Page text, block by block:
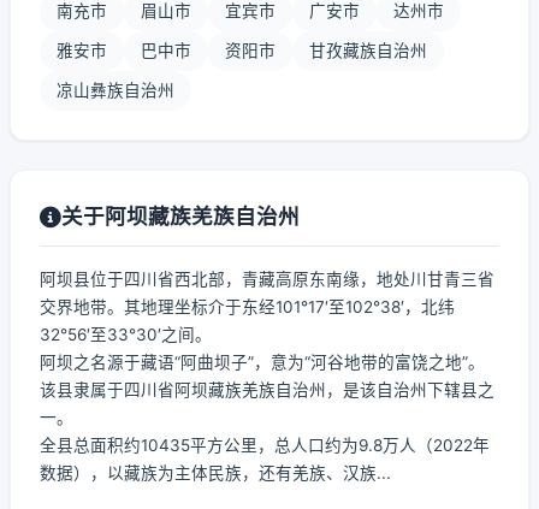
南充市 眉山市 宜宾市 广安市 达州市
雅安市 巴中市 资阳市 甘孜藏族自治州
凉山彝族自治州
关于阿坝藏族羌族自治州
阿坝县位于四川省西北部，青藏高原东南缘，地处川甘青三省
交界地带。其地理坐标介于东经101°17′至102°38′，北纬
32°56′至33°30′之间。
阿坝之名源于藏语“阿曲坝子”，意为“河谷地带的富饶之地”。
该县隶属于四川省阿坝藏族羌族自治州，是该自治州下辖县之
一。
全县总面积约10435平方公里，总人口约为9.8万人（2022年
数据），以藏族为主体民族，还有羌族、汉族...